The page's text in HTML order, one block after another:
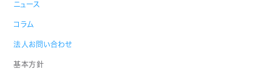
ニュース
コラム
法人お問い合わせ
基本方針